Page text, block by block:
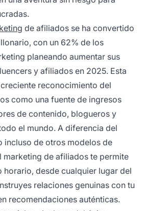
de afiliados se ha convertido
con un 62% de los
planeando aumentar sus
y afiliados en 2025. Esta
reconocimiento del
como una fuente de ingresos
de contenido, blogueros y
el mundo. A diferencia del
incluso de otros modelos de
marketing de afiliados te permite
horario, desde cualquier lugar del
relaciones genuinas con tu
recomendaciones auténticas.